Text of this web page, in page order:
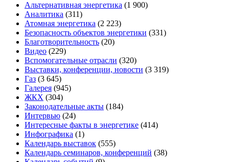
Альтернативная энергетика (1 900)
Аналитика (311)
Атомная энергетика (2 223)
Безопасность объектов энергетики (331)
Благотворительность (20)
Видео (229)
Вспомогательные отрасли (320)
Выставки, конференции, новости (3 319)
Газ (3 645)
Галерея (945)
ЖКХ (304)
Законодательные акты (184)
Интервью (24)
Интересные факты в энергетике (414)
Инфографика (1)
Календарь выставок (555)
Календарь семинаров, конференций (38)